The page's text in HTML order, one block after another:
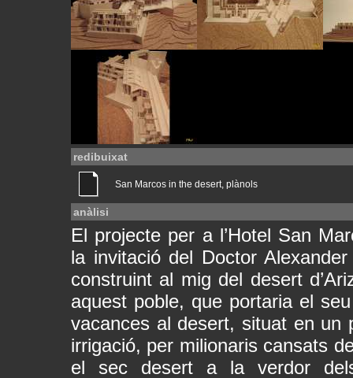
redibuixat
San Marcos in the desert, plànols
anàlisi
El projecte per a l’Hotel San
la invitació del Doctor
construint al mig del desert
aquest poble, que portaria el
vacances al desert, situat en un
irrigació, per milionaris cansats
el sec desert a la verdor